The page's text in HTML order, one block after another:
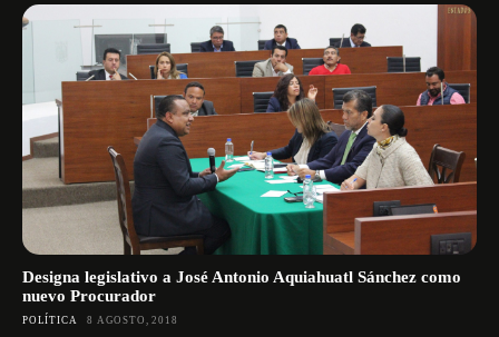
Designa legislativo a José Antonio Aquiahuatl Sánchez como
nuevo Procurador
POLÍTICA 8 AGOSTO, 2018